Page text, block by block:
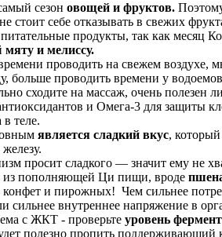
сезон овощей и фруктов.
стоит себе отказывать в свежих
продукты, так как месяц
мяту и мелиссу.
проводить на свежем воздухе,
больше проводить времени у
сходите на массаж, очень полезен
и Омега-3 для защиты
в теле.
является сладкий вкус, который
просит сладкого — значит ему не
из пополняющей Ци пищи, вроде
конфет и пирожных! Чем сильнее
сильнее внутреннее напряжение в
с ЖКТ - проверьте уровень
полезно пропить поддерживающий